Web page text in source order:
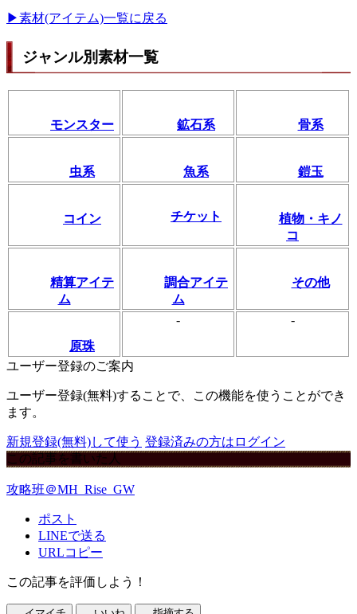
▶素材(アイテム)一覧に戻る
ジャンル別素材一覧
モンスター 鉱石系 骨系
虫系 魚系 鎧玉
コイン チケット
植物・キノ
コ
精算アイテ
ム
調合アイテ
ム
その他
原珠
- -
ユーザー登録のご案内
ユーザー登録(無料)することで、この機能を使うことができ
ます。
新規登録(無料)して使う 登録済みの方はログイン
この記事を書いた人
攻略班＠MH_Rise_GW
ポスト
LINEで送る
URLコピー
この記事を評価しよう！